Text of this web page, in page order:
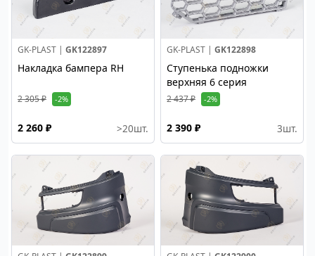
GK-PLAST | GK122897
Накладка бампера RH
2 305 ₽ -2%
2 260 ₽ >20шт.
GK-PLAST | GK122898
Ступенька подножки
верхняя 6 серия
2 437 ₽ -2%
2 390 ₽ 3шт.